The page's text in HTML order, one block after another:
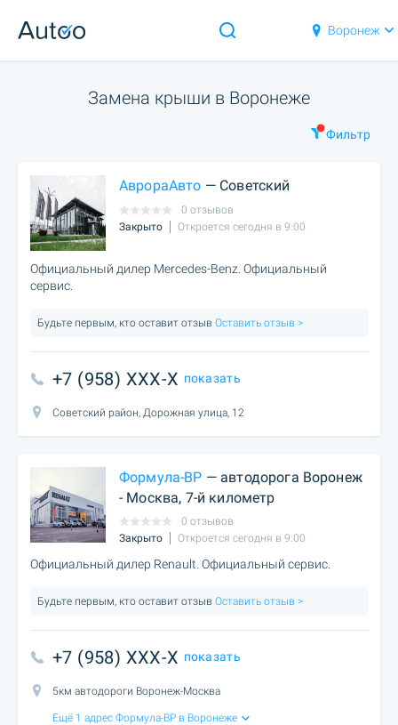
Воронеж
Замена крыши в Воронеже
Фильтр
АврораАвто — Советский
0 отзывов
Закрыто
Откроется сегодня в 9:00
Официальный дилер Mercedes-Benz. Официальный
сервис.
Будьте первым, кто оставит отзыв Оставить отзыв >
+7 (958) XXX-X показать
Советский район, Дорожная улица, 12
Формула-ВР — автодорога Воронеж
- Москва, 7-й километр
0 отзывов
Закрыто
Откроется сегодня в 9:00
Официальный дилер Renault. Официальный сервис.
Будьте первым, кто оставит отзыв Оставить отзыв >
+7 (958) XXX-X показать
5км автодороги Воронеж-Москва
Ещё 1 адрес Формула-ВР в Воронеже